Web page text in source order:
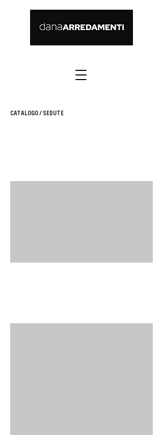
CATALOGO/ SEDUTE